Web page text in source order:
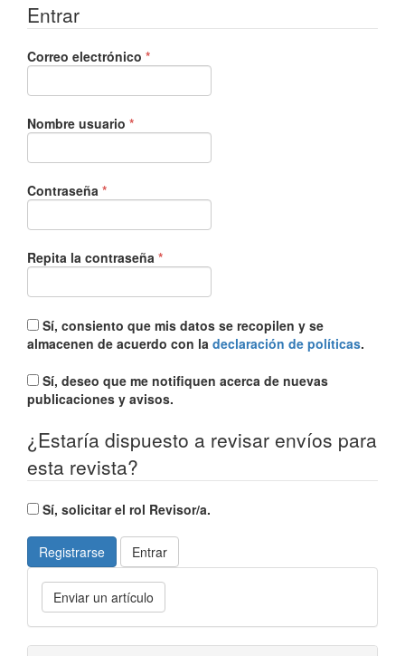
Entrar
Correo electrónico *Obligatorio
Nombre usuario *Obligatorio
Contraseña *Obligatorio
Repita la contraseña *Obligatorio
almacenen de acuerdo con la declaración de políticas.
publicaciones y avisos.
¿Estaría dispuesto a revisar envíos para
esta revista?
Sí, solicitar el rol Revisor/a.
Registrarse Entrar
Enviar
un
artículo
Enviar un artículo